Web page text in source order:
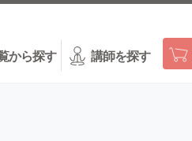
から探す 講師を探す